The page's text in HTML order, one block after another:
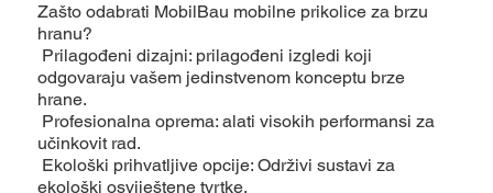
Zašto odabrati MobilBau mobilne prikolice za brzu
hranu?
Prilagođeni dizajni: prilagođeni izgledi koji
odgovaraju vašem jedinstvenom konceptu brze
hrane.
Profesionalna oprema: alati visokih performansi za
učinkovit rad.
Ekološki prihvatljive opcije: Održivi sustavi za
ekološki osviještene tvrtke.